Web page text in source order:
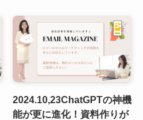
2024.10,23ChatGPTの神機
能が更に進化！資料作りが